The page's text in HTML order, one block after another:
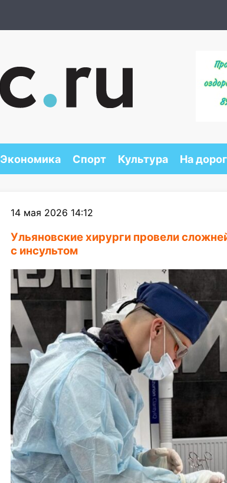
Экономика Спорт Культура На
14 мая 2026 14:12
Ульяновские хирурги провели
с инсультом